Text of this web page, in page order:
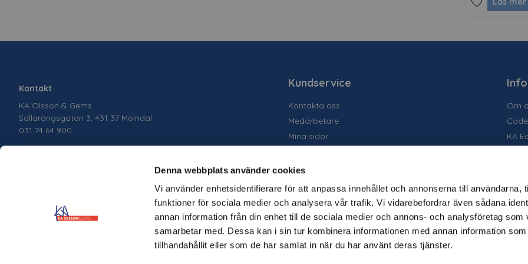
Denna webbplats använder cookies
Vi använder enhetsidentifierare för att anpassa innehållet och annonserna till användarna,
funktioner för sociala medier och analysera vår trafik. Vi vidarebefordrar även sådana
annan information från din enhet till de sociala medier och annons- och analysföretag som
samarbetar med. Dessa kan i sin tur kombinera informationen med annan information
tillhandahållit eller som de har samlat in när du har använt deras tjänster.
Kontakt
KA Olsson & Gems
Sallarängsgatan 3, 431 37 Mölndal
031 74 64 900
Kundservice
Kontakta oss
Medarbetare
Mina sidor
Allmänna villkor
Om
KA